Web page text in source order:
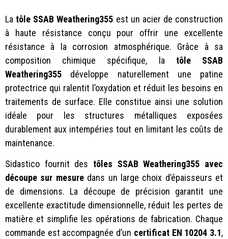
Latôle SSAB Weathering355 est un acier de construction
à haute résistance conçu pour offrir une excellente
résistance à la corrosion atmosphérique. Grâce à sa
composition chimique spécifique, la tôle SSAB
Weathering355 développe naturellement une patine
protectrice qui ralentit l’oxydation et réduit les besoins en
traitements de surface. Elle constitue ainsi une solution
idéale pour les structures métalliques exposées
durablement aux intempéries tout en limitant les coûts de
maintenance.
Sidastico fournit des tôles SSAB Weathering355 avec
découpe sur mesuredans un large choix d’épaisseurs et
de dimensions. La découpe de précision garantit une
excellente exactitude dimensionnelle, réduit les pertes de
matière et simplifie les opérations de fabrication. Chaque
commande est accompagnée d’un certificat EN 10204 3.1,